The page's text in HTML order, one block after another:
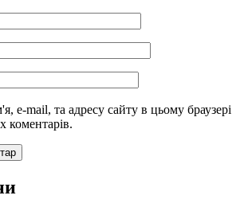
e-mail, та адресу сайту в цьому браузері
коментарів.